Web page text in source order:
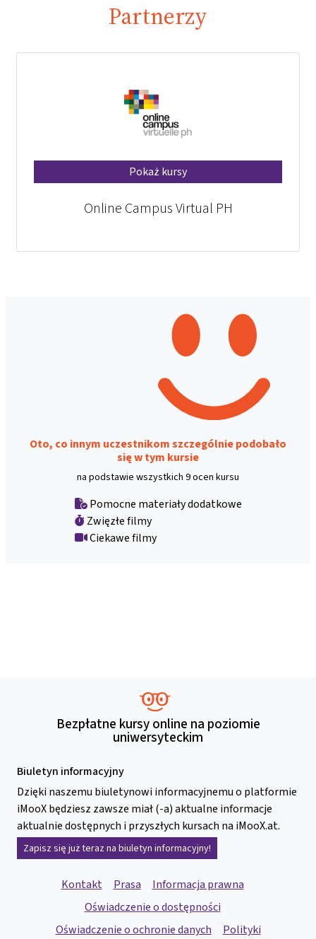
Partnerzy
Pokaż kursy
Online Campus Virtual PH
Oto, co innym uczestnikom szczególnie podobało
się w tym kursie
na podstawie wszystkich 9 ocen kursu
Pomocne materiały dodatkowe
Zwięzłe filmy
Ciekawe filmy
Bezpłatne kursy online na poziomie
uniwersyteckim
Biuletyn informacyjny
Dzięki naszemu biuletynowi informacyjnemu o platformie
iMooX będziesz zawsze miał (-a) aktualne informacje
aktualnie dostępnych i przyszłych kursach na iMooX.at.
Zapisz się już teraz na biuletyn informacyjny!
Kontakt Prasa
Informacja prawna
Oświadczenie o dostępności
Oświadczenie o ochronie danych
Polityki